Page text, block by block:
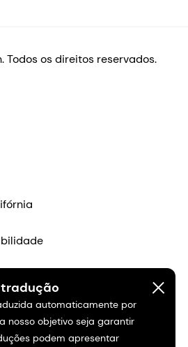
tradução
automaticamente por
nosso objetivo seja garantir
podem apresentar
os direitos reservados.